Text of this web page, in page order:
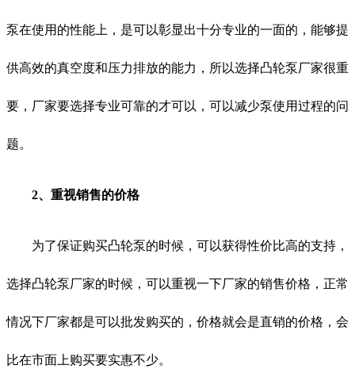
泵在使用的性能上，是可以彰显出十分专业的一面的，能够提
供高效的真空度和压力排放的能力，所以选择凸轮泵厂家很重
要，厂家要选择专业可靠的才可以，可以减少泵使用过程的问
题。
2、重视销售的价格
为了保证购买凸轮泵的时候，可以获得性价比高的支持，
选择凸轮泵厂家的时候，可以重视一下厂家的销售价格，正常
情况下厂家都是可以批发购买的，价格就会是直销的价格，会
比在市面上购买要实惠不少。